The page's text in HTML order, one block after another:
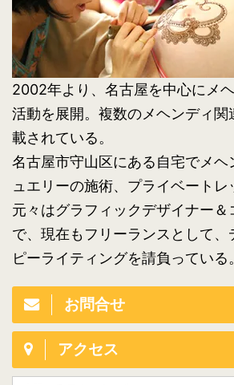
2002年より、名古屋を中心にメ
活動を展開。複数のメヘンディ関
載されている。
名古屋市守山区にある自宅でメヘ
ュエリーの施術、プライベートレ
元々はグラフィックデザイナー＆
で、現在もフリーランスとして、
ピーライティングを請負っている。
お問合せ
アクセス